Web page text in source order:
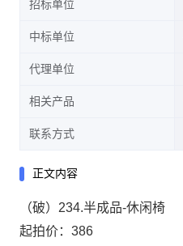
招标单位
中标单位
代理单位
相关产品
联系方式
正文内容
（破）234.半成品-休闲椅
起拍价：386